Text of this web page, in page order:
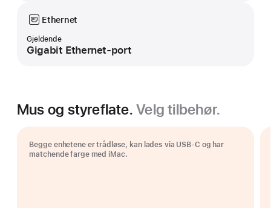
Ethernet
Gjeldende
Gigabit Ethernet-port
Mus og styreflate.Velg tilbehør.
Begge enhetene er trådløse, kan lades via USB-C og har
matchende farge med iMac.